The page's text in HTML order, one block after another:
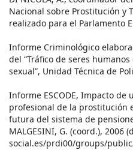
Nacional sobre Prostitución y
realizado para el Parlamento
Informe Criminológico
del “Tráfico de seres
sexual”, Unidad Técnica de
Informe ESCODE, Impacto
profesional de la prostitución
futura del sistema de
MALGESINI, G. (coord.),
social.es/prdi00/groups/